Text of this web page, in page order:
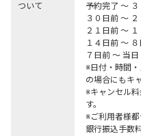
ついて
予約完了 ～
３０日前 ～
２１日前 ～
１４日前 ～
７日前 ～ 当
※日付・時間
の場合にもキ
※キャンセル
す。
※ご利用者様
銀行振込手数